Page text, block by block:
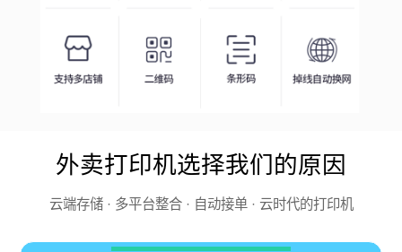
外卖打印机选择我们的原因
云端存储 · 多平台整合 · 自动接单 · 云时代的打印机